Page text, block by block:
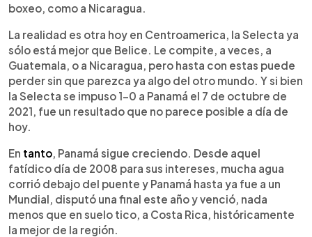
boxeo, como a Nicaragua.
La realidad es otra hoy en Centroamerica, la Selecta ya
sólo está mejor que Belice. Le compite, a veces, a
Guatemala, o a Nicaragua, pero hasta con estas puede
perder sin que parezca ya algo del otro mundo. Y si bien
la Selecta se impuso 1-0 a Panamá el 7 de octubre de
2021, fue un resultado que no parece posible a día de
hoy.
En tanto , Panamá sigue creciendo. Desde aquel
fatídico día de 2008 para sus intereses, mucha agua
corrió debajo del puente y Panamá hasta ya fue a un
Mundial, disputó una final este año y venció, nada
menos que en suelo tico, a Costa Rica, históricamente
la mejor de la región.